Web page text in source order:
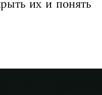
действия
и к
позвонить